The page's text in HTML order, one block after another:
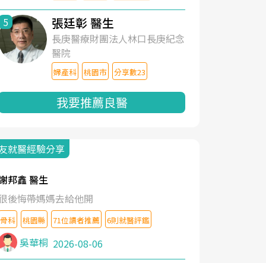
5 張廷彰 醫生
長庚醫療財團法人林口長庚紀念
醫院
婦產科 桃園市 分享數23
我要推薦良醫
就醫經驗分享
邦鑫 醫生
後悔帶媽媽去給他開
骨科 桃園縣 71位讀者推薦 6則就醫評鑑
吳華桐 2026-08-06